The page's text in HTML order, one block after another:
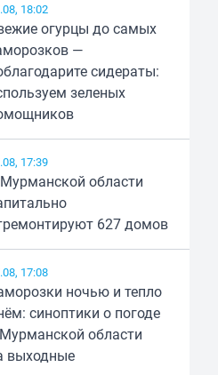
18:02
огурцы до самых
—
сидераты:
зеленых
17:39
области
627 домов
17:08
ночью и тепло
синоптики о погоде
области
выходные